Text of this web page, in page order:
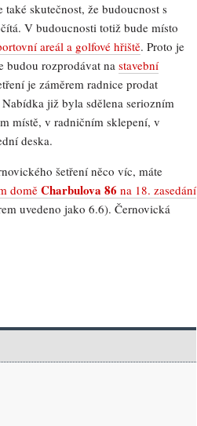
skutečnost, že budoucnost s
V budoucnosti totiž bude místo
areál a golfové hřiště. Proto je
budou rozprodávat na stavební
je záměrem radnice prodat
již byla sdělena seriozním
místě, v radničním sklepení, v
deska.
šetření něco víc, máte
doměCharbulova 86 na 18. zasedání
uvedeno jako 6.6). Černovická